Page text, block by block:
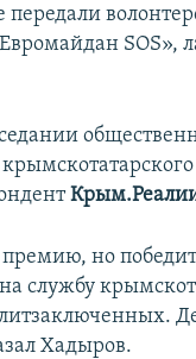
SOS»,
премию, но
службу
Хадыров.